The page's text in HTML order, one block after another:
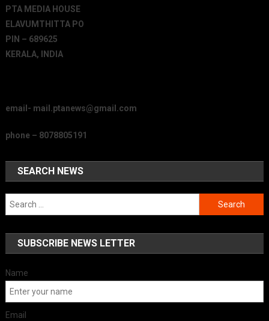
PTA MEDIA HOUSE
ELAVUMTHITTA PO
PIN – 689625
KERALA, INDIA
email- mail.ptanews@gmail.com
phone – 8078805191
SEARCH NEWS
Search
for:
SUBSCRIBE NEWS LETTER
Name
Email